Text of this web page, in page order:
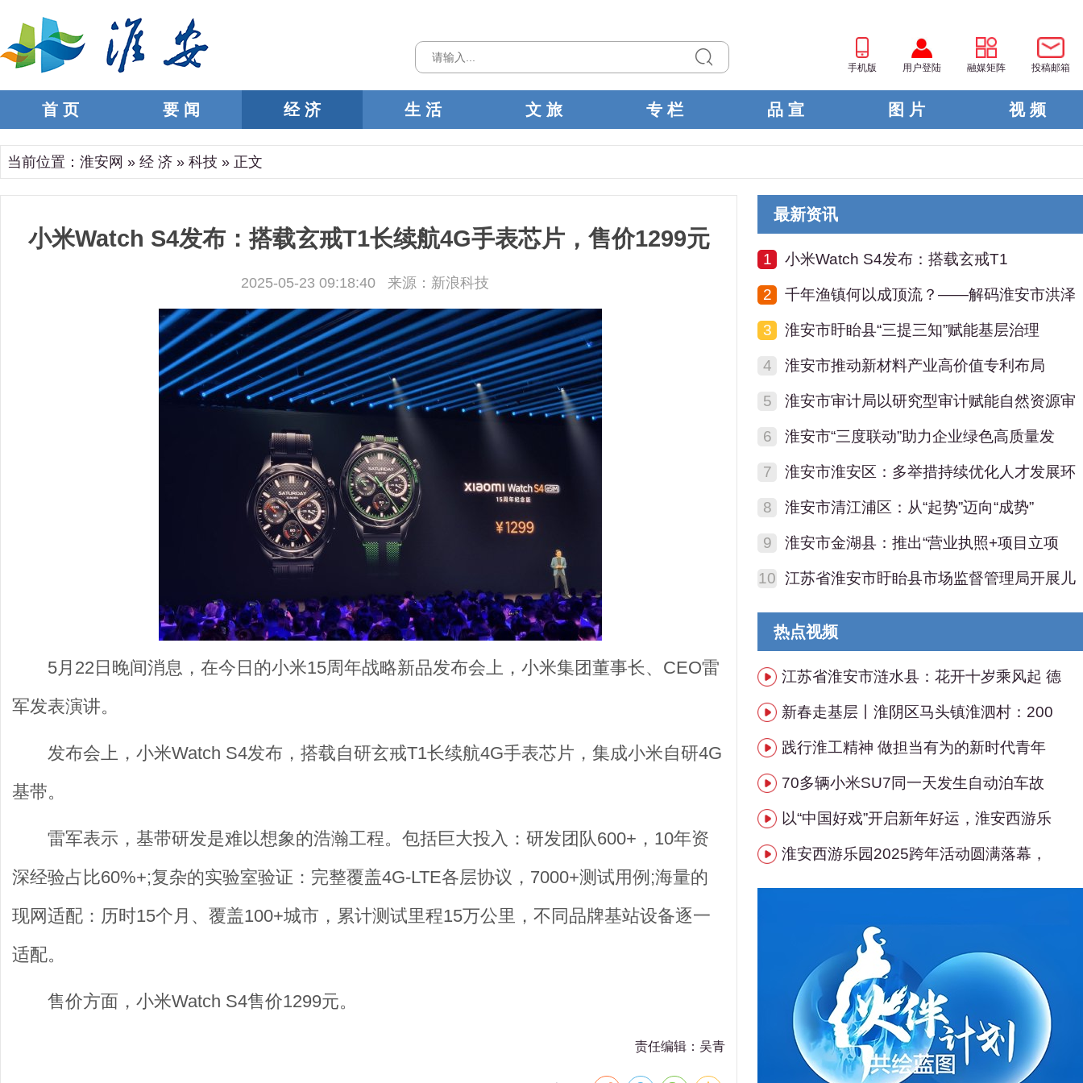
手机版 用户登陆 融媒矩阵 投稿邮箱
首 页 要 闻 经 济 生 活 文 旅 专 栏 品 宣 图 片 视 频
当前位置： 淮安网 » 经 济 » 科技 » 正文
小米Watch S4发布：搭载玄戒T1长续航4G手表芯片，售价1299元
2025-05-23 09:18:40 来源：新浪科技
5月22日晚间消息，在今日的小米15周年战略新品发布会上，小米集团董事长、CEO雷
军发表演讲。
发布会上，小米Watch S4发布，搭载自研玄戒T1长续航4G手表芯片，集成小米自研4G
基带。
雷军表示，基带研发是难以想象的浩瀚工程。包括巨大投入：研发团队600+，10年资
深经验占比60%+;复杂的实验室验证：完整覆盖4G-LTE各层协议，7000+测试用例;海量的
现网适配：历时15个月、覆盖100+城市，累计测试里程15万公里，不同品牌基站设备逐一
适配。
售价方面，小米Watch S4售价1299元。
责任编辑：吴青
最新资讯
1 小米Watch S4发布：搭载玄戒T1
2 千年渔镇何以成顶流？——解码淮安市洪泽
3 淮安市盱眙县“三提三知”赋能基层治理
4 淮安市推动新材料产业高价值专利布局
5 淮安市审计局以研究型审计赋能自然资源审
6 淮安市“三度联动”助力企业绿色高质量发
7 淮安市淮安区：多举措持续优化人才发展环
8 淮安市清江浦区：从“起势”迈向“成势”
9 淮安市金湖县：推出“营业执照+项目立项
10 江苏省淮安市盱眙县市场监督管理局开展儿
热点视频
江苏省淮安市涟水县：花开十岁乘风起 德
新春走基层丨淮阴区马头镇淮泗村：200
践行淮工精神 做担当有为的新时代青年
70多辆小米SU7同一天发生自动泊车故
以“中国好戏”开启新年好运，淮安西游乐
淮安西游乐园2025跨年活动圆满落幕，